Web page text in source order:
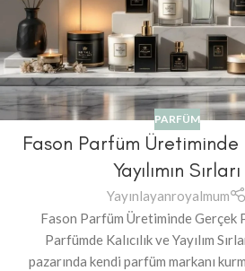
PARFÜM
Fason Parfüm Üretiminde
Yayılımın Sırları
Yayınlayanroyalmum
Fason Parfüm Üretiminde Gerçek
Parfümde Kalıcılık ve Yayılım
pazarında kendi parfüm markanı